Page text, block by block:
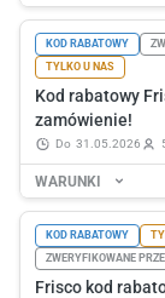
KOD RABATOWY
TYLKO U NAS
Kod rabatowy
zamówienie!
do 31.05.2026
WARUNKI
KOD RABATOWY
ZWERYFIKOWANE
Frisco kod